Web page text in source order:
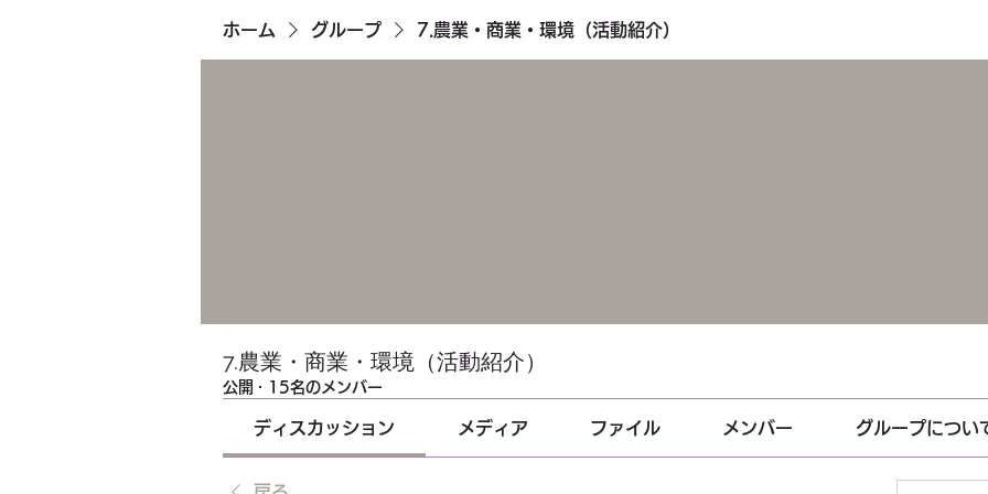
ホーム グループ 7.農業・商業・環境（活動紹介）
7.農業・商業・環境（活動紹介）
公開 · 15名のメンバー
ディスカッション メディア ファイル メンバー グループについ